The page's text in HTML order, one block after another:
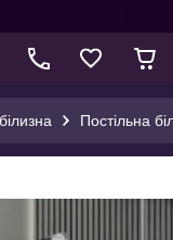
Постільна